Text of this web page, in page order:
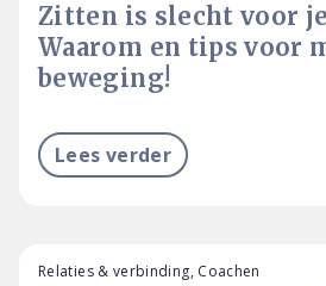
Zitten is slecht voor
Waarom en tips voor
beweging!
Lees verder
Relaties & verbinding, Coachen